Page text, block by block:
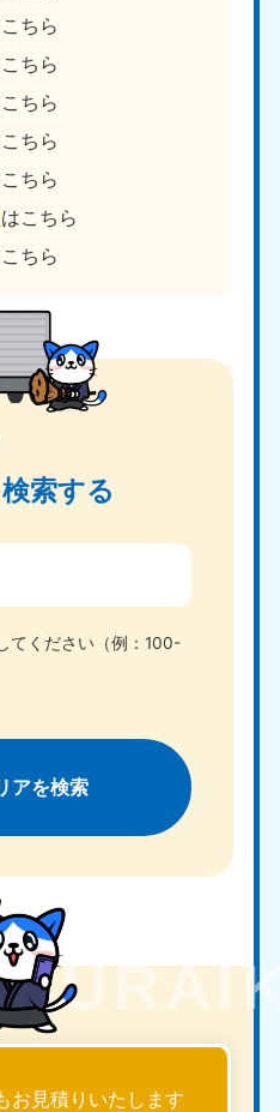
ちら
ちら
ちら
ちら
ちら
はこちら
ちら
索する
てください（例：100-
アを検索
お見積りいたします